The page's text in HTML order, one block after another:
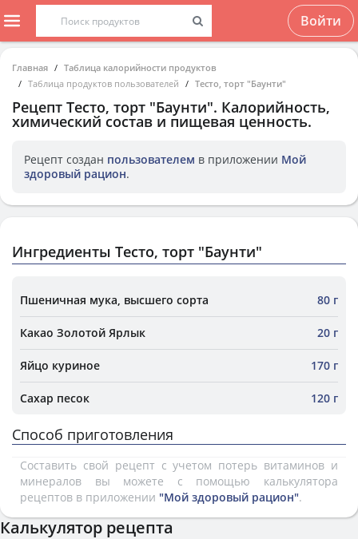
Войти
Главная
Таблица калорийности продуктов
Таблица продуктов пользователей
Тесто, торт "Баунти"
Рецепт Тесто, торт "Баунти". Калорийность,
химический состав и пищевая ценность.
Рецепт создан пользователем в приложении Мой
здоровый рацион.
Ингредиенты Тесто, торт "Баунти"
Пшеничная мука, высшего сорта 80 г
Какао Золотой Ярлык 20 г
Яйцо куриное 170 г
Сахар песок 120 г
Способ приготовления
Составить свой рецепт с учетом потерь витаминов и
минералов вы можете с помощью калькулятора
рецептов в приложении "Мой здоровый рацион".
Калькулятор рецепта